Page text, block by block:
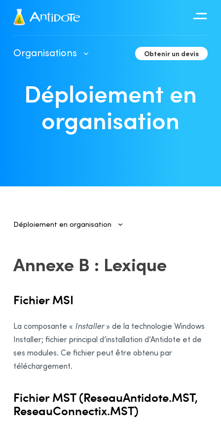
Antidote
Découvrir
Organisations Obtenir un devis
Déploiement en
organisation
Déploiement en organisation
Authentification et provisionnement
Installation des logiciels par l’administrateur
Configuration et activation
Utilisation
Déploiement du MSI d’origine par ligne de commande
Préalables
Annexe B : Lexique
Fichier MSI
La composante « Installer» de la technologie Windows
Installer; fichier principal d’installation d’Antidote et de
ses modules. Ce fichier peut être obtenu par
téléchargement.
Fichier MST (ReseauAntidote.MST,
ReseauConnectix.MST)